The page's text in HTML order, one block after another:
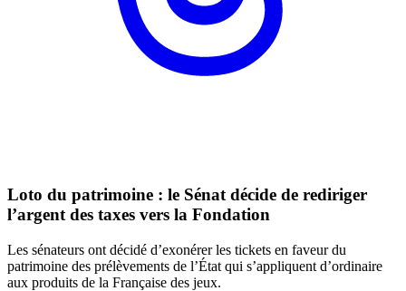
Loto du patrimoine : le Sénat décide de rediriger
l’argent des taxes vers la Fondation
Les sénateurs ont décidé d’exonérer les tickets en faveur du
patrimoine des prélèvements de l’État qui s’appliquent d’ordinaire
aux produits de la Française des jeux.